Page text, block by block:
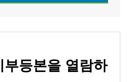
부등본을 열람하